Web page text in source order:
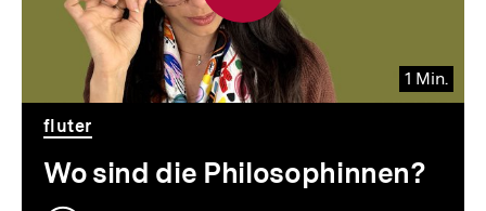
1 Min.
Video
Dauer
1
Min.
fluter
Wo sind die Philosophinnen?